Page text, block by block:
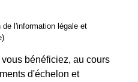
l'information légale et
bénéficiez, au cours
d'échelon et